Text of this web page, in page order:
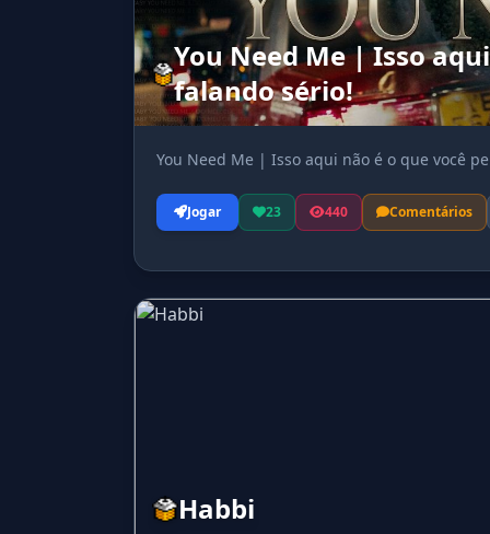
You Need Me | Isso
falando sério!
You Need Me | Isso aqui não é o que você
Jogar 23 440 Comentários
Habbi